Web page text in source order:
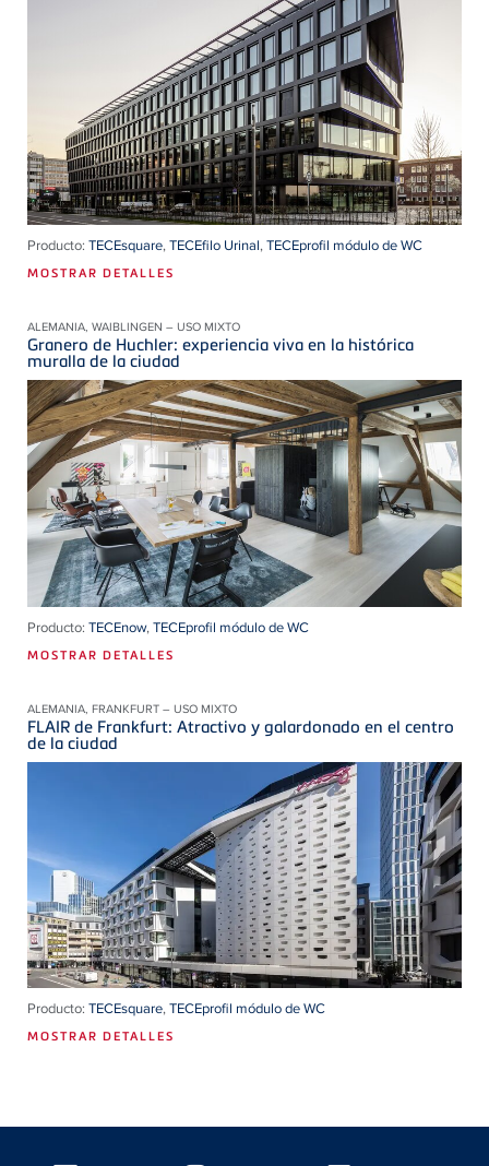
Producto: TECEsquare,TECEfilo Urinal,TECEprofil módulo de WC
MOSTRAR DETALLES
ALEMANIA, WAIBLINGEN – USO MIXTO
Granero de Huchler: experiencia viva en la histórica
muralla de la ciudad
Producto: TECEnow,TECEprofil módulo de WC
MOSTRAR DETALLES
ALEMANIA, FRANKFURT – USO MIXTO
FLAIR de Frankfurt: Atractivo y galardonado en el centro
de la ciudad
Producto: TECEsquare,TECEprofil módulo de WC
MOSTRAR DETALLES
Floating